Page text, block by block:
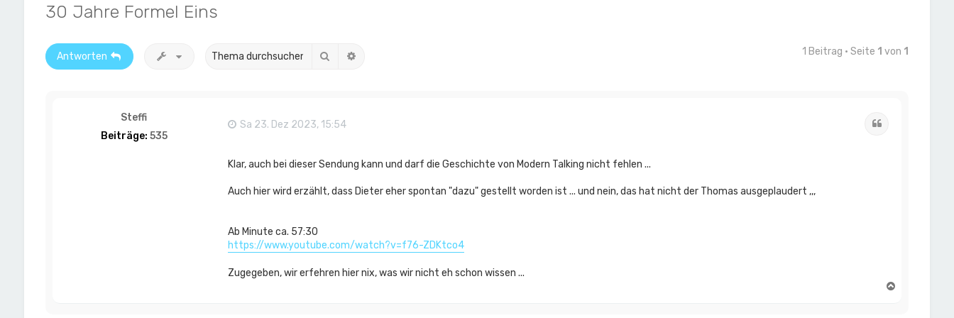
30 Jahre Formel Eins
Antworten Suche 1 Beitrag • Seite 1 von 1
Steffi
Beiträge: 535
Sa 23. Dez 2023, 15:54
Klar, auch bei dieser Sendung kann und darf die Geschichte von Modern Talking nicht fehlen ...
Auch hier wird erzählt, dass Dieter eher spontan "dazu" gestellt worden ist ... und nein, das hat nicht der Thomas ausgeplaudert ,,,
Ab Minute ca. 57:30
https://www.youtube.com/watch?v=f76-ZDKtco4
Zugegeben, wir erfehren hier nix, was wir nicht eh schon wissen ...